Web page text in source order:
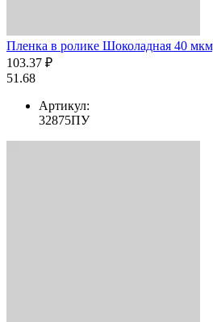
Пленка в ролике Шоколадная 40
103.37 ₽
51.68
Артикул:
32875ПУ